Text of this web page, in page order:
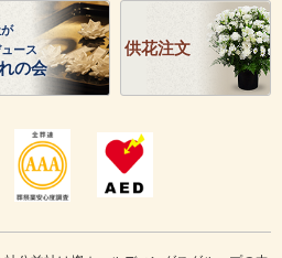
ース
の会
供花注文